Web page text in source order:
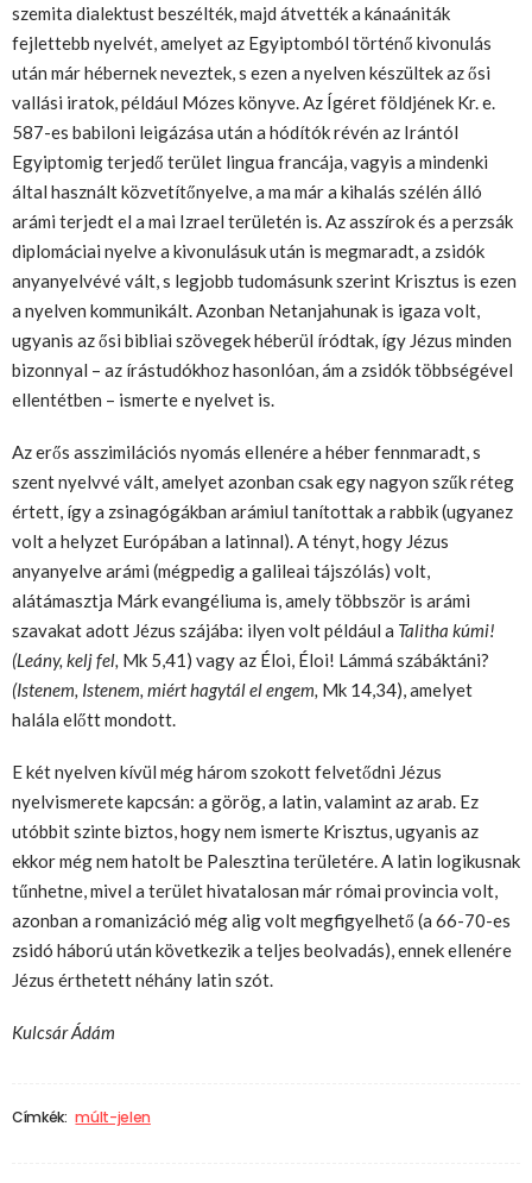
szemita dialektust beszélték, majd átvették a kánaániták
fejlettebb nyelvét, amelyet az Egyiptomból történő kivonulás
után már hébernek neveztek, s ezen a nyelven készültek az ősi
vallási iratok, például Mózes könyve. Az Ígéret földjének Kr. e.
587-es babiloni leigázása után a hódítók révén az Irántól
Egyiptomig terjedő terület lingua francája, vagyis a mindenki
által használt közvetítőnyelve, a ma már a kihalás szélén álló
arámi terjedt el a mai Izrael területén is. Az asszírok és a perzsák
diplomáciai nyelve a kivonulásuk után is megmaradt, a zsidók
anyanyelvévé vált, s legjobb tudomásunk szerint Krisztus is ezen
a nyelven kommunikált. Azonban Netanjahunak is igaza volt,
ugyanis az ősi bibliai szövegek héberül íródtak, így Jézus minden
bizonnyal – az írástudókhoz hasonlóan, ám a zsidók többségével
ellentétben – ismerte e nyelvet is.
Az erős asszimilációs nyomás ellenére a héber fennmaradt, s
szent nyelvvé vált, amelyet azonban csak egy nagyon szűk réteg
értett, így a zsinagógákban arámiul tanítottak a rabbik (ugyanez
volt a helyzet Európában a latinnal). A tényt, hogy Jézus
anyanyelve arámi (mégpedig a galileai tájszólás) volt,
alátámasztja Márk evangéliuma is, amely többször is arámi
szavakat adott Jézus szájába: ilyen volt például a Talitha kúmi!
(Leány, kelj fel, Mk 5,41) vagy az Éloi, Éloi! Lámmá szábáktáni?
(Istenem, Istenem, miért hagytál el engem, Mk 14,34), amelyet
halála előtt mondott.
E két nyelven kívül még három szokott felvetődni Jézus
nyelvismerete kapcsán: a görög, a latin, valamint az arab. Ez
utóbbit szinte biztos, hogy nem ismerte Krisztus, ugyanis az
ekkor még nem hatolt be Palesztina területére. A latin logikusnak
tűnhetne, mivel a terület hivatalosan már római provincia volt,
azonban a romanizáció még alig volt megfigyelhető (a 66-70-es
zsidó háború után következik a teljes beolvadás), ennek ellenére
Jézus érthetett néhány latin szót.
Kulcsár Ádám
Címkék: múlt-jelen